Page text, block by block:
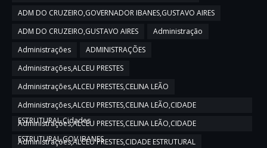
ADM DO CRUZEIRO,GOVERNADOR IBANES,GUSTAVO AIRES
ADM DO CRUZEIRO,GUSTAVO AIRES
Administração
Administrações
ADMINISTRAÇÕES
Administrações,ALCEU PRESTES
Administrações,ALCEU PRESTES,CELINA LEÃO
Administrações,ALCEU PRESTES,CELINA LEÃO,CIDADE
ESTRUTURAL,Cidades
Administrações,ALCEU PRESTES,CELINA LEÃO,CIDADE
ESTRUTURAL,GOV IBANES
Administrações,ALCEU PRESTES,CIDADE ESTRUTURAL